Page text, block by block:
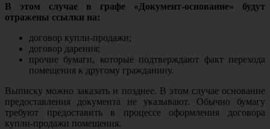
В этом случае в графе «Документ-основание» будут
отражены ссылки на:
договор купли-продажи;
договор дарения;
прочие бумаги, которые подтверждают факт перехода
помещения к другому гражданину.
Выписку можно заказать и позднее. В этом случае основание
предоставления документа не указывают. Обычно бумагу
требуют предоставить в процессе оформления договора
купли-продажи помещения.